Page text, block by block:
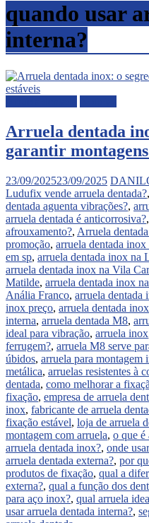
quando usar
interna?
Arruela dentada
garantir
23/09/202523/09/2025
Ludufix vende arruela dentada?,
dentada aguenta vibrações?,
arruela dentada é anticorrosiva?,
afrouxamento?, Arruela
promoção, arruela dentada inox
em sp, arruela dentada inox na
arruela dentada inox na Vila
Matilde, arruela dentada inox
Anália Franco, arruela dentada
inox preço, arruela dentada
interna, arruela dentada M8,
ideal para vibração, arruela inox
ferrugem?, arruela M8 serve
úbidos, arruela para montagem
metálica, arruelas resistentes à
dentada, como melhorar a
fixação, empresa de arruela
inox, fabricante de arruela
fixação estável, loja de arruela
montagem com arruela, o que é
arruela dentada inox?, onde
arruela dentada externa?, por
produtos de fixação, qual a
externa?, qual a função dos
para aço inox?, qual arruela
usar arruela dentada interna?,